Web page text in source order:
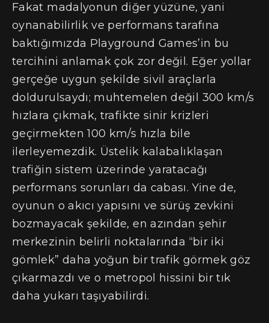
Fakat madalyonun diğer yüzüne, yani
oynanabilirlik ve performans tarafına
baktığımızda Playground Games’in bu
tercihini anlamak çok zor değil. Eğer yollar
gerçeğe uygun şekilde sivil araçlarla
doldurulsaydı; muhtemelen değil 300 km/s
hızlara çıkmak, trafikte sinir krizleri
geçirmekten 100 km/s hızla bile
ilerleyemezdik. Üstelik kalabalıklaşan
trafiğin sistem üzerinde yaratacağı
performans sorunları da cabası. Yine de,
oyunun o akıcı yapısını ve sürüş zevkini
bozmayacak şekilde, en azından şehir
merkezinin belirli noktalarında “bir iki
gömlek” daha yoğun bir trafik görmek göz
çıkarmazdı ve o metropol hissini bir tık
daha yukarı taşıyabilirdi.